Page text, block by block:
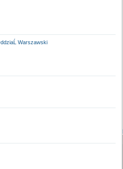
Warszawski